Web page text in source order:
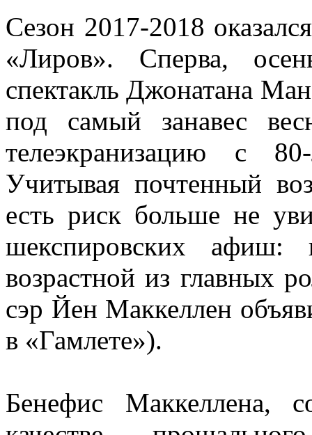
Сезон 2017-2018
«Лиров». Сперва,
спектакль Джонатана
под самый занавес
телеэкранизацию с
Учитывая почтенный
есть риск больше не
шекспировских афиш:
возрастной из главных
сэр Йен Маккеллен
в «Гамлете»).
Бенефис Маккеллена,